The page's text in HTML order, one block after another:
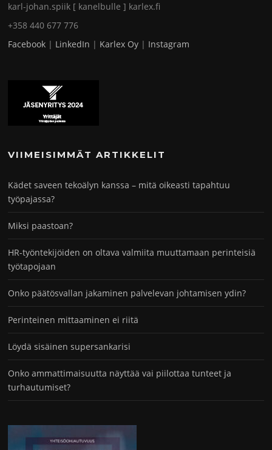
karl-johan.spiik [ kanelbulle ] karlex.fi
+358 440 677 776
Facebook | LinkedIn | Karlex Oy | Instagram
VIIMEISIMMÄT ARTIKKELIT
Kädet saveen tekoälyn kanssa – mitä oikeasti tapahtuu
työpajassa?
Miksi paastoan?
HR-työntekijöiden on oltava valmiita muuttamaan perinteisiä
työtapojaan
Onko päätösvallan jakaminen palvelevan johtamisen ydin?
Perinteinen mittaaminen ei riitä
Löydä sisäinen supersankarisi
Onko ammattimaisuutta näyttää vai piilottaa tunteet ja
turhautumiset?